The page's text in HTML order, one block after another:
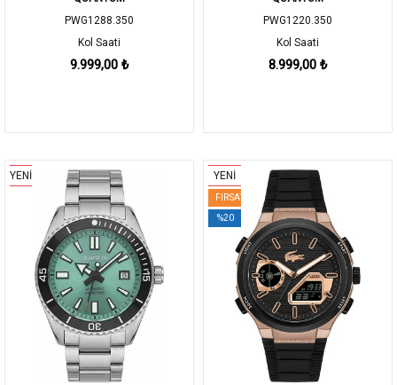
PWG1288.350
Kol Saati
9.999,00 ₺
PWG1220.350
Kol Saati
8.999,00 ₺
YENİ YENİ
FIRSAT
%20